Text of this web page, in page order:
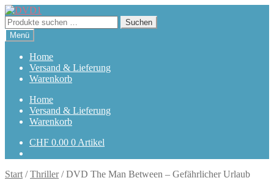
Zur
Navigation
springen
Zum
Inhalt
springen
Suchen
nach:
Suchen
Menü
Home
Versand & Lieferung
Warenkorb
Home
Versand & Lieferung
Warenkorb
CHF 0.00 0 Artikel
Start /Thriller/DVD The Man Between – Gefährlicher Urlaub